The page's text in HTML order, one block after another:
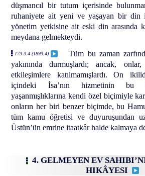
düşmancıl bir tutum içerisinde
ruhaniyete ait yeni ve yaşayan bir din
yönetim yetkisine ait eski din arasında
meydana gelmekteydi.
173:3.4 (1893.4)
Tüm bu zaman
yakınında durmuşlardı; ancak,
etkileşimlere katılmamışlardı. On
içindeki İsa’nın hizmetinin bu
yaşanmışlıklarına kendi özel biçimiyle
onların her biri benzer biçimde, bu
tüm kamu öğretisi ve duyuruşundan
Üstün’ün emrine itaatkâr halde kalmaya
4. GELMEYEN EV
HIKÂYESI